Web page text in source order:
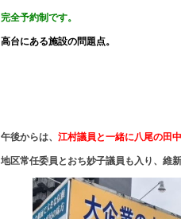
完全予約制です。
高台にある施設の問題点。
午後からは、 江村議員と一緒に八尾の田
地区常任委員とおち妙子議員も入り、維